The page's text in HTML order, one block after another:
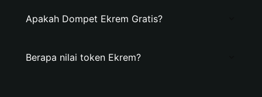
Apakah Dompet Ekrem Gratis?
Berapa nilai token Ekrem?